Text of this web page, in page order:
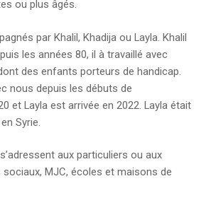
ou plus âgés.
par Khalil, Khadija ou Layla. Khalil
les années 80, il à travaillé avec
des enfants porteurs de handicap.
nous depuis les débuts de
et Layla est arrivée en 2022. Layla était
Syrie.
aux particuliers ou aux
MJC, écoles et maisons de